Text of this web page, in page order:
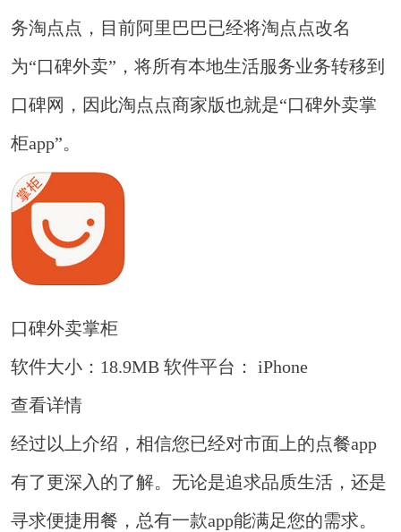
务淘点点，目前阿里巴巴已经将淘点点改名
为“口碑外卖”，将所有本地生活服务业务转移到
口碑网，因此淘点点商家版也就是“口碑外卖掌
柜app”。
口碑外卖掌柜
软件大小：18.9MB 软件平台： iPhone
查看详情
经过以上介绍，相信您已经对市面上的点餐app
有了更深入的了解。无论是追求品质生活，还是
寻求便捷用餐，总有一款app能满足您的需求。